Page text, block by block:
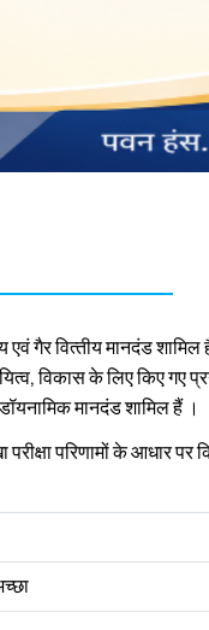
गैर वित्‍तीय मानदंड शामिल
विकास के लिए किए गए
मानदंड शामिल हैं ।
परिणामों के आधार पर